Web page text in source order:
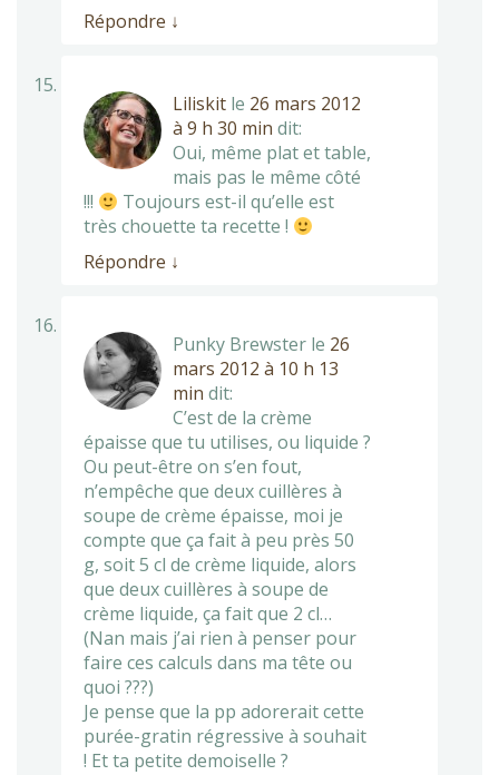
Répondre ↓
Liliskit le 26 mars 2012
à 9 h 30 min dit:
Oui, même plat et table,
mais pas le même côté
!!!
Toujours est-il qu’elle est
très chouette ta recette !
Répondre ↓
Punky Brewster le 26
mars 2012 à 10 h 13
min dit:
C’est de la crème
épaisse que tu utilises, ou liquide ?
Ou peut-être on s’en fout,
n’empêche que deux cuillères à
soupe de crème épaisse, moi je
compte que ça fait à peu près 50
g, soit 5 cl de crème liquide, alors
que deux cuillères à soupe de
crème liquide, ça fait que 2 cl…
(Nan mais j’ai rien à penser pour
faire ces calculs dans ma tête ou
quoi ???)
Je pense que la pp adorerait cette
purée-gratin régressive à souhait
! Et ta petite demoiselle ?